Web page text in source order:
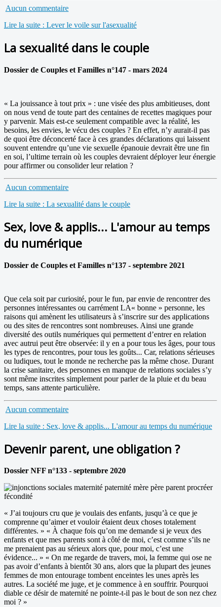
Aucun commentaire
Lire la suite : Lever le voile sur l'asexualité
La sexualité dans le couple
Dossier de Couples et Familles n°147 - mars 2024
« La jouissance à tout prix » : une visée des plus ambitieuses, dont
on nous vend de toute part des centaines de recettes magiques pour
y parvenir. Mais est-ce seulement compatible avec la réalité, les
besoins, les envies, le vécu des couples ? En effet, n’y aurait-il pas
de quoi être déconcerté face à ces grandes déclarations qui laissent
souvent entendre qu’une vie sexuelle épanouie devrait être une fin
en soi, l’ultime terrain où les couples devraient déployer leur énergie
pour affirmer ou consolider leur relation ?
Aucun commentaire
Lire la suite : La sexualité dans le couple
Sex, love & applis... L'amour au temps
du numérique
Dossier de Couples et Familles n°137 - septembre 2021
Que cela soit par curiosité, pour le fun, par envie de rencontrer des
personnes intéressantes ou carrément LA« bonne » personne, les
raisons qui amènent les utilisateurs à s’inscrire sur des applications
ou des sites de rencontres sont nombreuses. Ainsi une grande
diversité des outils numériques qui permettent d’entrer en relation
avec autrui peut être observée: il y en a pour tous les âges, pour tous
les types de rencontres, pour tous les goûts... Car, relations sérieuses
ou ludiques, tout le monde ne recherche pas la même chose. Durant
la crise sanitaire, des personnes en manque de relations sociales s’y
sont même inscrites simplement pour parler de la pluie et du beau
temps, sans attente particulière.
Aucun commentaire
Lire la suite : Sex, love & applis... L'amour au temps du numérique
Devenir parent, une obligation ?
Dossier NFF n°133 - septembre 2020
« J’ai toujours cru que je voulais des enfants, jusqu’à ce que je
comprenne qu’aimer et vouloir étaient deux choses totalement
différentes. » « À chaque fois qu’on me demande si je veux des
enfants et que mes parents sont à côté de moi, c’est comme s’ils ne
me prenaient pas au sérieux alors que, pour moi, c’est une
évidence... » « On me regarde de travers, moi, la femme qui ose ne
pas avoir d’enfants à bientôt 30 ans, alors que la plupart des jeunes
femmes de mon entourage tombent enceintes les unes après les
autres. La société me juge, et je commence à en souffrir. Pourquoi
diable ce désir de maternité ne pointe-t-il pas le bout de son nez chez
moi ? »